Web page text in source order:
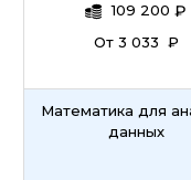
109 200 ₽
От 3 033 ₽
Математика для
данных